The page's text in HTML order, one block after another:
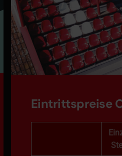
Eintrittspreise